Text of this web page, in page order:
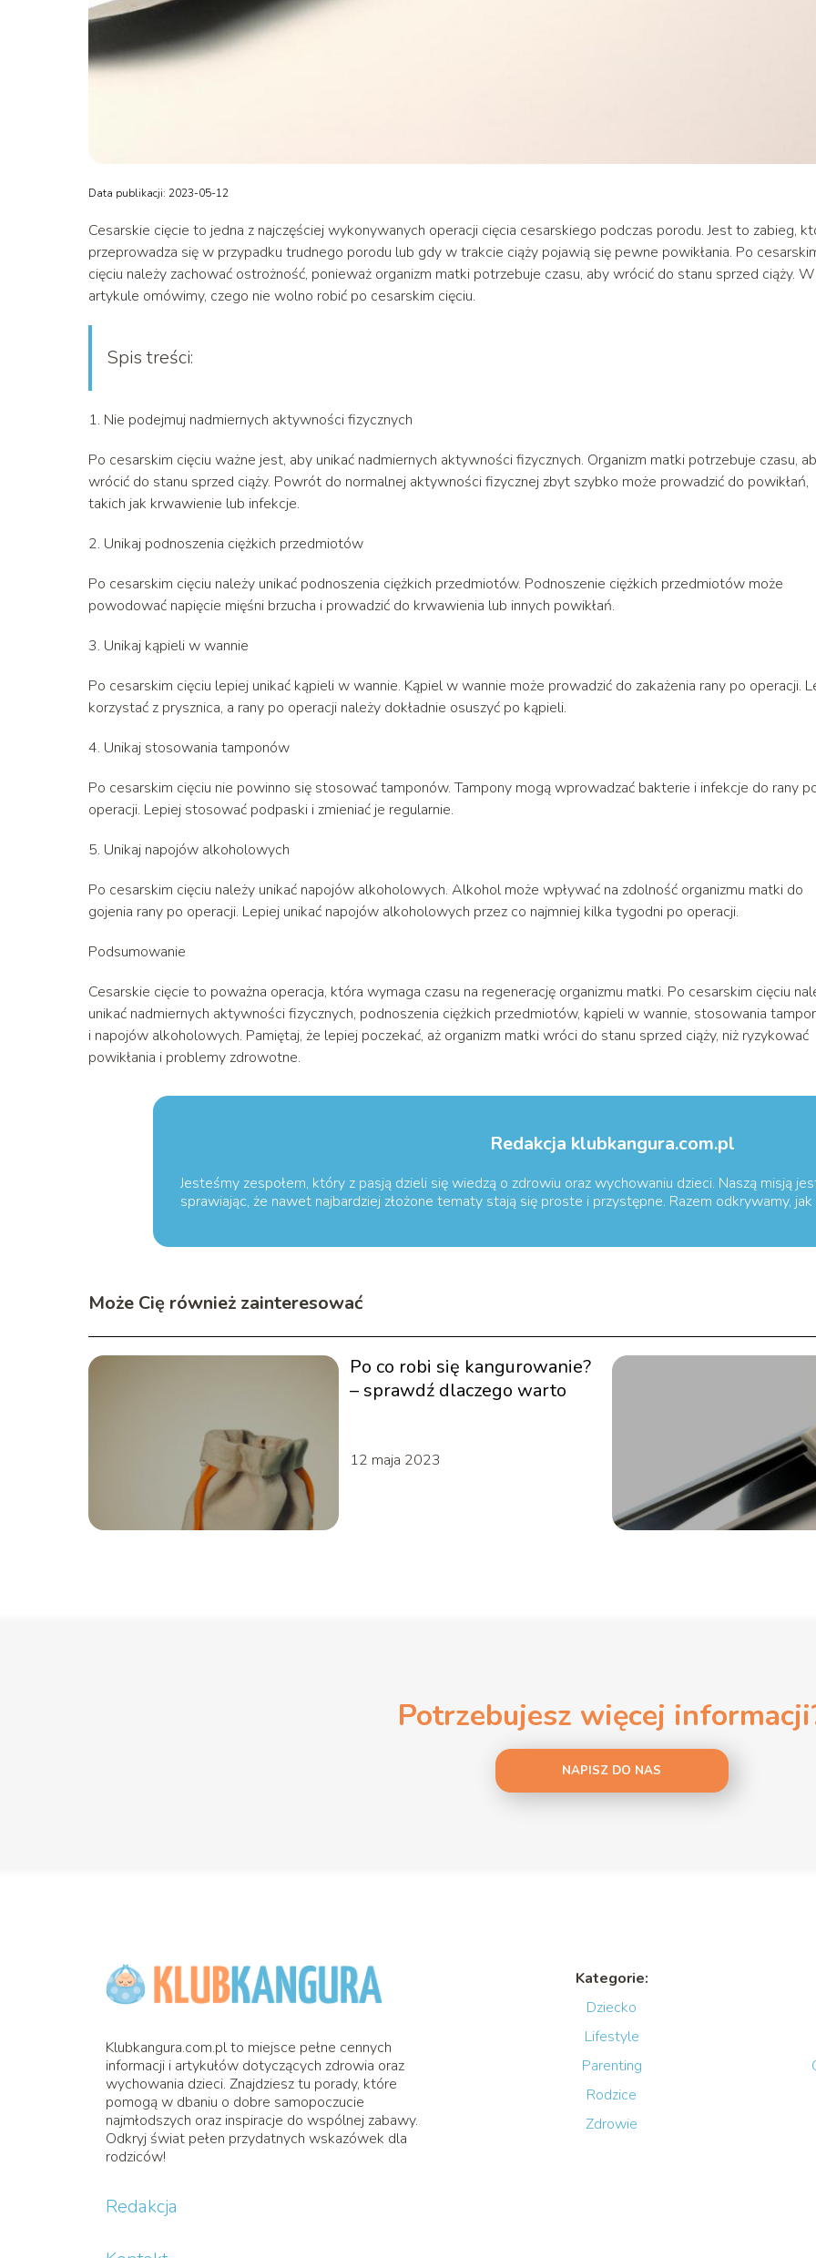
Data publikacji: 2023-05-12
Cesarskie cięcie to jedna z najczęściej wykonywanych operacji cięcia cesarskiego podczas porodu. Jest to zabieg,
przeprowadza się w przypadku trudnego porodu lub gdy w trakcie ciąży pojawią się pewne powikłania. Po
cięciu należy zachować ostrożność, ponieważ organizm matki potrzebuje czasu, aby wrócić do stanu sprzed ciąży.
artykule omówimy, czego nie wolno robić po cesarskim cięciu.
Spis treści:
1. Nie podejmuj nadmiernych aktywności fizycznych
Po cesarskim cięciu ważne jest, aby unikać nadmiernych aktywności fizycznych. Organizm matki potrzebuje czasu,
wrócić do stanu sprzed ciąży. Powrót do normalnej aktywności fizycznej zbyt szybko może prowadzić do powikłań,
takich jak krwawienie lub infekcje.
2. Unikaj podnoszenia ciężkich przedmiotów
Po cesarskim cięciu należy unikać podnoszenia ciężkich przedmiotów. Podnoszenie ciężkich przedmiotów może
powodować napięcie mięśni brzucha i prowadzić do krwawienia lub innych powikłań.
3. Unikaj kąpieli w wannie
Po cesarskim cięciu lepiej unikać kąpieli w wannie. Kąpiel w wannie może prowadzić do zakażenia rany po operacji.
korzystać z prysznica, a rany po operacji należy dokładnie osuszyć po kąpieli.
4. Unikaj stosowania tamponów
Po cesarskim cięciu nie powinno się stosować tamponów. Tampony mogą wprowadzać bakterie i infekcje do rany
operacji. Lepiej stosować podpaski i zmieniać je regularnie.
5. Unikaj napojów alkoholowych
Po cesarskim cięciu należy unikać napojów alkoholowych. Alkohol może wpływać na zdolność organizmu matki do
gojenia rany po operacji. Lepiej unikać napojów alkoholowych przez co najmniej kilka tygodni po operacji.
Podsumowanie
Cesarskie cięcie to poważna operacja, która wymaga czasu na regenerację organizmu matki. Po cesarskim cięciu
unikać nadmiernych aktywności fizycznych, podnoszenia ciężkich przedmiotów, kąpieli w wannie, stosowania
i napojów alkoholowych. Pamiętaj, że lepiej poczekać, aż organizm matki wróci do stanu sprzed ciąży, niż ryzykować
powikłania i problemy zdrowotne.
Redakcja klubkangura.com.pl
Jesteśmy zespołem, który z pasją dzieli się wiedzą o zdrowiu oraz wychowaniu dzieci. Naszą misją
sprawiając, że nawet najbardziej złożone tematy stają się proste i przystępne. Razem odkrywamy,
Może Cię również zainteresować
Po co robi się kangurowanie?
– sprawdź dlaczego warto
12 maja 2023
Potrzebujesz więcej
NAPISZ DO NAS
Klubkangura.com.pl to miejsce pełne cennych
informacji i artykułów dotyczących zdrowia oraz
wychowania dzieci. Znajdziesz tu porady, które
pomogą w dbaniu o dobre samopoczucie
najmłodszych oraz inspiracje do wspólnej zabawy.
Odkryj świat pełen przydatnych wskazówek dla
rodziców!
Redakcja
Kategorie:
Dziecko
Lifestyle
Parenting
Rodzice
Zdrowie